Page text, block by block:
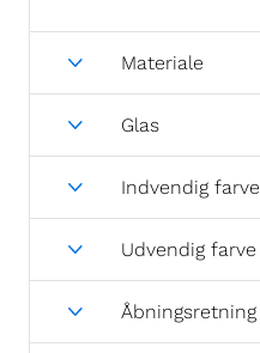
Materiale
Glas
Indvendig farve
Udvendig farve
Åbningsretning